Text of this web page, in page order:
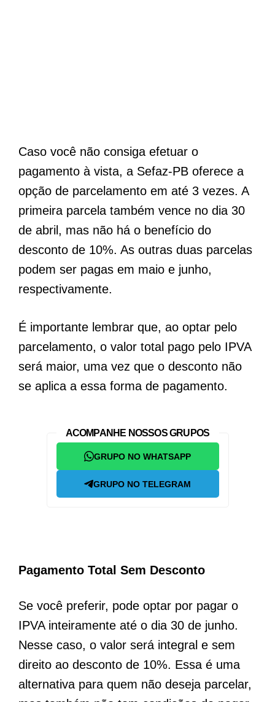
Caso você não consiga efetuar o
pagamento à vista, a Sefaz-PB oferece a
opção de parcelamento em até 3 vezes. A
primeira parcela também vence no dia 30
de abril, mas não há o benefício do
desconto de 10%. As outras duas parcelas
podem ser pagas em maio e junho,
respectivamente.
É importante lembrar que, ao optar pelo
parcelamento, o valor total pago pelo IPVA
será maior, uma vez que o desconto não
se aplica a essa forma de pagamento.
ACOMPANHE NOSSOS GRUPOS
GRUPO NO WHATSAPP
GRUPO NO TELEGRAM
Pagamento Total Sem Desconto
Se você preferir, pode optar por pagar o
IPVA inteiramente até o dia 30 de junho.
Nesse caso, o valor será integral e sem
direito ao desconto de 10%. Essa é uma
alternativa para quem não deseja parcelar,